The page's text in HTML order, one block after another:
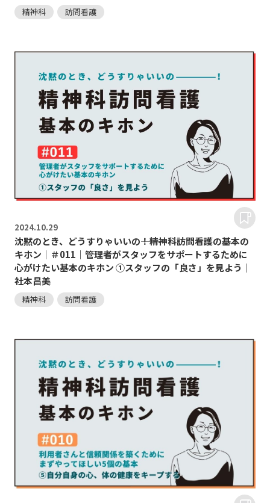
精神科 訪問看護
2024.10.29
沈黙のとき、どうすりゃいいの―――！精神科訪問看護の基本の
キホン｜＃011｜管理者がスタッフをサポートするために
心がけたい基本のキホン ①スタッフの「良さ」を見よう｜
社本昌美
精神科 訪問看護